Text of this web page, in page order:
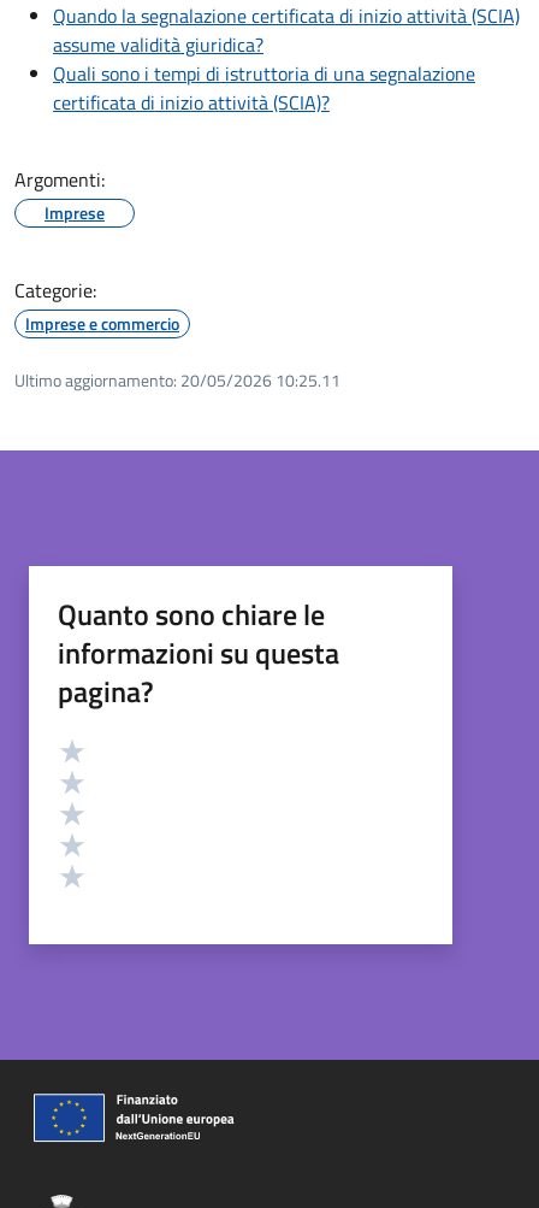
Quando la segnalazione certificata di inizio attività (SCIA)
assume validità giuridica?
Quali sono i tempi di istruttoria di una segnalazione
certificata di inizio attività (SCIA)?
Argomenti:
Imprese
Categorie:
Imprese e commercio
Ultimo aggiornamento: 20/05/2026 10:25.11
Quanto sono chiare le
informazioni su questa
pagina?
Valutazione